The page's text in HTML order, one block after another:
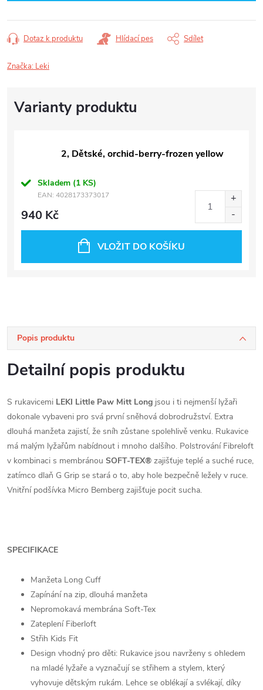
Dotaz k produktu Hlídací pes Sdílet
Značka: Leki
2, Dětské, orchid-berry-frozen yellow
Skladem (1 KS)
EAN: 4028173373017
940 Kč
VLOŽIT DO KOŠÍKU
Popis produktu
Detailní popis produktu
S rukavicemi LEKI Little Paw Mitt Long jsou i ti nejmenší lyžaři
dokonale vybaveni pro svá první sněhová dobrodružství. Extra
dlouhá manžeta zajistí, že sníh zůstane spolehlivě venku. Rukavice
má malým lyžařům nabídnout i mnoho dalšího. Polstrování Fibreloft
v kombinaci s membránou SOFT-TEX® zajišťuje teplé a suché ruce,
zatímco dlaň G Grip se stará o to, aby hole bezpečně ležely v ruce.
Vnitřní podšívka Micro Bemberg zajišťuje pocit sucha.
SPECIFIKACE
Manžeta Long Cuff
Zapínání na zip, dlouhá manžeta
Nepromokavá membrána Soft-Tex
Zateplení Fiberloft
Střih Kids Fit
Design vhodný pro děti: Rukavice jsou navrženy s ohledem
na mladé lyžaře a vyznačují se střihem a stylem, který
vyhovuje dětským rukám. Lehce se oblékají a svlékají, díky